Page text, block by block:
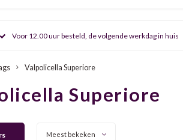
Voor 12.00 uur besteld, de volgende werkdag in huis
Valpolicella Superiore
Superiore
Meest bekeken